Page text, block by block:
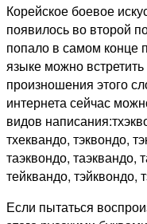
Корейское боевое
появилось во второй
попало в самом конце
языке можно
произношения этого
интернета сейчас
видов
тхеквандо, тэквондо,
таэквондо, таэквандо,
тейквандо, тэйквондо,
Если пытаться